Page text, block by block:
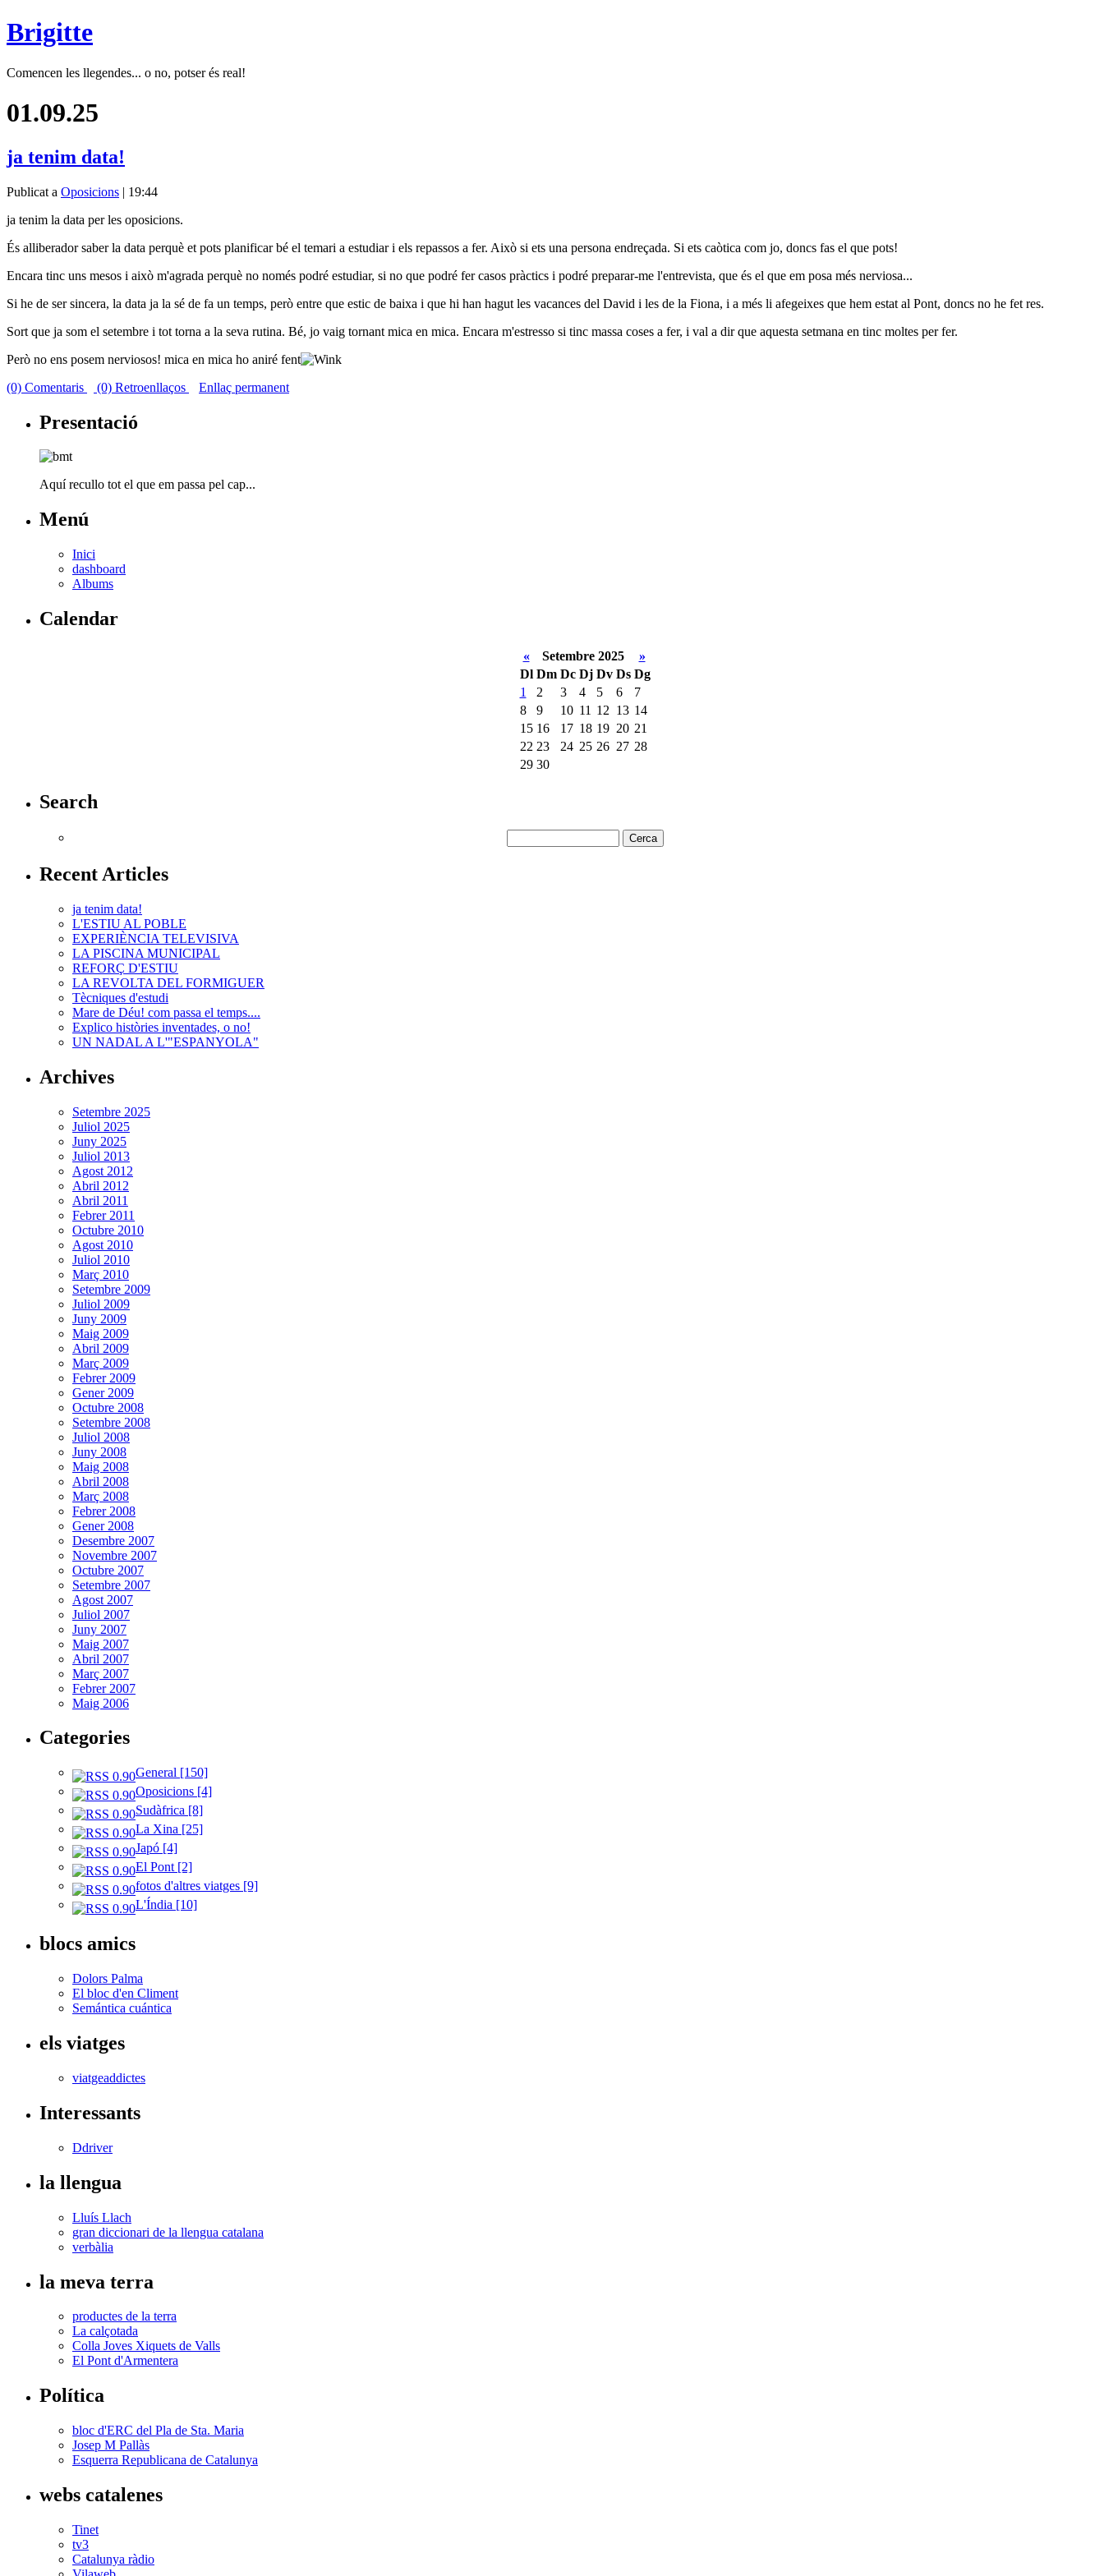
Brigitte
Comencen les llegendes... o no, potser és real!
01.09.25
ja tenim data!
Publicat a Oposicions | 19:44
ja tenim la data per les oposicions.
És alliberador saber la data perquè et pots planificar bé el temari a estudiar i els repassos a fer. Això si ets una persona endreçada. Si ets caòtica com jo, doncs fas el que pots!
Encara tinc uns mesos i això m'agrada perquè no només podré estudiar, si no que podré fer casos pràctics i podré preparar-me l'entrevista, que és el que em posa més nerviosa...
Si he de ser sincera, la data ja la sé de fa un temps, però entre que estic de baixa i que hi han hagut les vacances del David i les de la Fiona, i a més li afegeixes que hem estat al Pont, doncs no he fet res.
Sort que ja som el setembre i tot torna a la seva rutina. Bé, jo vaig tornant mica en mica. Encara m'estresso si tinc massa coses a fer, i val a dir que aquesta setmana en tinc moltes per fer.
Però no ens posem nerviosos! mica en mica ho aniré fent
(0) Comentaris
(0) Retroenllaços Enllaç permanent
Presentació
Aquí recullo tot el que em passa pel cap...
Menú
Inici
dashboard
Albums
Calendar
« Setembre 2025
»
Dl Dm Dc Dj Dv Ds Dg
1
2 3 4 5 6
7
8
9 10 11 12 13 14
15 16 17 18 19 20 21
22 23 24 25 26 27 28
29 30
Search
Recent Articles
ja tenim data!
L'ESTIU AL POBLE
EXPERIÈNCIA TELEVISIVA
LA PISCINA MUNICIPAL
REFORÇ D'ESTIU
LA REVOLTA DEL FORMIGUER
Tècniques d'estudi
Mare de Déu! com passa el temps....
Explico històries inventades, o no!
UN NADAL A L'"ESPANYOLA"
Archives
Setembre 2025
Juliol 2025
Juny 2025
Juliol 2013
Agost 2012
Abril 2012
Abril 2011
Febrer 2011
Octubre 2010
Agost 2010
Juliol 2010
Març 2010
Setembre 2009
Juliol 2009
Juny 2009
Maig 2009
Abril 2009
Març 2009
Febrer 2009
Gener 2009
Octubre 2008
Setembre 2008
Juliol 2008
Juny 2008
Maig 2008
Abril 2008
Març 2008
Febrer 2008
Gener 2008
Desembre 2007
Novembre 2007
Octubre 2007
Setembre 2007
Agost 2007
Juliol 2007
Juny 2007
Maig 2007
Abril 2007
Març 2007
Febrer 2007
Maig 2006
Categories
General [150]
Oposicions [4]
Sudàfrica [8]
La Xina [25]
Japó [4]
El Pont [2]
fotos d'altres viatges [9]
L'Índia [10]
blocs amics
Dolors Palma
El bloc d'en Climent
Semántica cuántica
els viatges
viatgeaddictes
Interessants
Ddriver
la llengua
Lluís Llach
gran diccionari de la llengua catalana
verbàlia
la meva terra
productes de la terra
La calçotada
Colla Joves Xiquets de Valls
El Pont d'Armentera
Política
bloc d'ERC del Pla de Sta. Maria
Josep M Pallàs
Esquerra Republicana de Catalunya
webs catalenes
Tinet
tv3
Catalunya ràdio